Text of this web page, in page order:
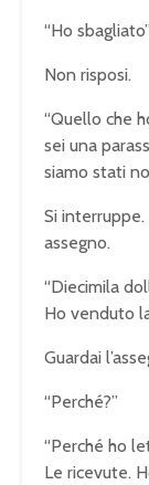
“Ho
Non risposi.
“Quello che
sei una
siamo stati
Si
assegno.
“Diecimila
Ho venduto
Guardai
“Perché?”
“Perché ho
Le ricevute.